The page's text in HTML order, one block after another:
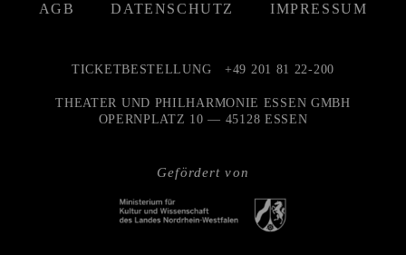
AGB DATENSCHUTZ IMPRESSUM
Gefördert von
TICKETBESTELLUNG +49 201 81 22-200
THEATER UND PHILHARMONIE ESSEN GMBH
OPERNPLATZ 10 — 45128 ESSEN